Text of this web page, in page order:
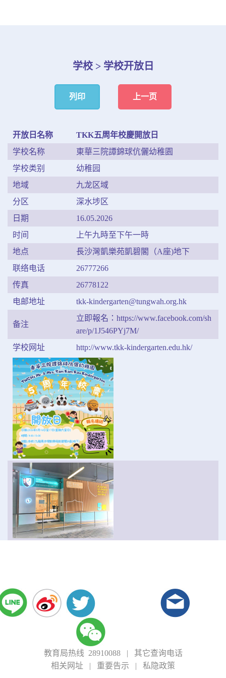
学校 > 学校开放日
列印 上一页
开放日名称
TKK五周年校慶開放日
学校名称
東華三院譚錦球伉儷幼稚園
学校类别
幼稚园
地域
九龙区域
分区
深水埗区
日期
16.05.2026
时间
上午九時至下午一時
地点
長沙灣凱樂苑凱碧閣（A座)地下
联络电话
26777266
传真
26778122
电邮地址
tkk-kindergarten@tungwah.org.hk
备注
立即報名：https://www.facebook.com/sh
are/p/1J546PYj7M/
学校网址
http://www.tkk-kindergarten.edu.hk/
教育局热线 28910088| 其它查询电话
相关网址 | 重要告示 | 私隐政策